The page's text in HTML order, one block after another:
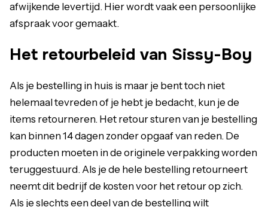
afwijkende levertijd. Hier wordt vaak een persoonlijke
afspraak voor gemaakt.
Het retourbeleid van Sissy-Boy
Als je bestelling in huis is maar je bent toch niet
helemaal tevreden of je hebt je bedacht, kun je de
items retourneren. Het retour sturen van je bestelling
kan binnen 14 dagen zonder opgaaf van reden. De
producten moeten in de originele verpakking worden
teruggestuurd. Als je de hele bestelling retourneert
neemt dit bedrijf de kosten voor het retour op zich.
Als je slechts een deel van de bestelling wilt